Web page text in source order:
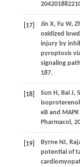
[17] Jin X, Fu W,
oxidized
injury by
pyroptosis
signaling
187.
[18] Sun H, Bai J,
кB and
Pharmacol,
[19] Byrne NJ,
potential of